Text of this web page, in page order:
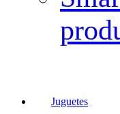
Juguetes